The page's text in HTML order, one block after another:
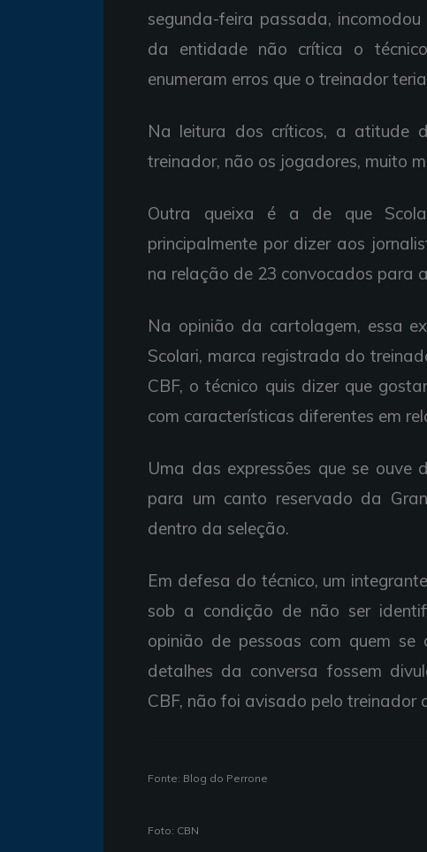
segunda-feira passada,
da entidade não crítica o
enumeram erros que o treinador
Na leitura dos críticos, a atitude
treinador, não os jogadores, muito
Outra queixa é a de que
principalmente por dizer aos
na relação de 23 convocados para
Na opinião da cartolagem, essa
Scolari, marca registrada do
CBF, o técnico quis dizer que
com características diferentes em
Uma das expressões que se
para um canto reservado da
dentro da seleção.
Em defesa do técnico, um
sob a condição de não ser
opinião de pessoas com quem
detalhes da conversa fossem
CBF, não foi avisado pelo treinador
Fonte: Blog do Perrone
Foto: CBN